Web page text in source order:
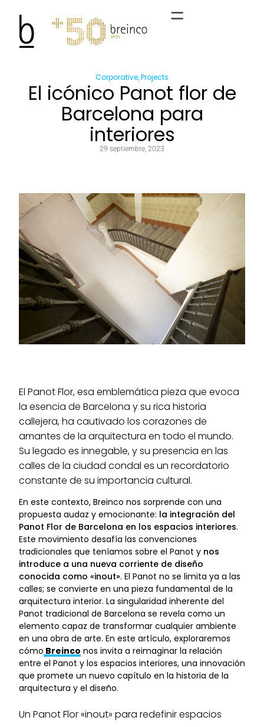
Corporative,Projects
El icónico Panot flor de
Barcelona para
interiores
29 septiembre, 2023
El Panot Flor, esa emblemática pieza que evoca
la esencia de Barcelona y su rica historia
callejera, ha cautivado los corazones de
amantes de la arquitectura en todo el mundo.
Su legado es innegable, y su presencia en las
calles de la ciudad condal es un recordatorio
constante de su importancia cultural.
En este contexto, Breinco nos sorprende con una
propuesta audaz y emocionante: la integración del
Panot Flor de Barcelona en los espacios interiores.
Este movimiento desafía las convenciones
tradicionales que teníamos sobre el Panot y nos
introduce a una nueva corriente de diseño
conocida como «inout». El Panot no se limita ya a las
calles; se convierte en una pieza fundamental de la
arquitectura interior. La singularidad inherente del
Panot tradicional de Barcelona se revela como un
elemento capaz de transformar cualquier ambiente
en una obra de arte. En este artículo, exploraremos
cómo Breinco nos invita a reimaginar la relación
entre el Panot y los espacios interiores, una innovación
que promete un nuevo capítulo en la historia de la
arquitectura y el diseño.
Un Panot Flor «inout» para redefinir espacios